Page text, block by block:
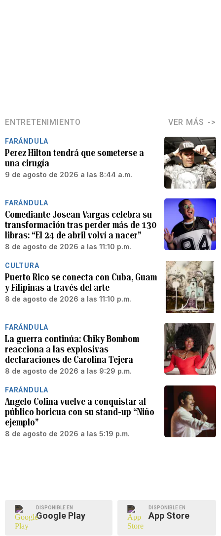
ENTRETENIMIENTO VER MÁS
FARÁNDULA
Perez Hilton tendrá que someterse a
una cirugía
9 de agosto de 2026 a las 8:44 a.m.
FARÁNDULA
Comediante Josean Vargas celebra su
transformación tras perder más de 130
libras: “El 24 de abril volví a nacer”
8 de agosto de 2026 a las 11:10 p.m.
CULTURA
Puerto Rico se conecta con Cuba, Guam
y Filipinas a través del arte
8 de agosto de 2026 a las 11:10 p.m.
FARÁNDULA
La guerra continúa: Chiky Bombom
reacciona a las explosivas
declaraciones de Carolina Tejera
8 de agosto de 2026 a las 9:29 p.m.
FARÁNDULA
Angelo Colina vuelve a conquistar al
público boricua con su stand-up “Niño
ejemplo”
8 de agosto de 2026 a las 5:19 p.m.
DISPONIBLE EN
Google Play
DISPONIBLE EN
App Store